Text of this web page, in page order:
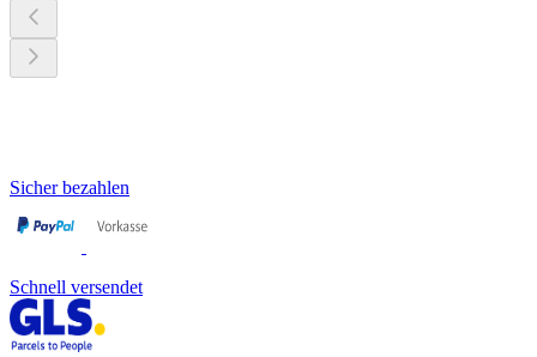
Sicher bezahlen
Schnell versendet